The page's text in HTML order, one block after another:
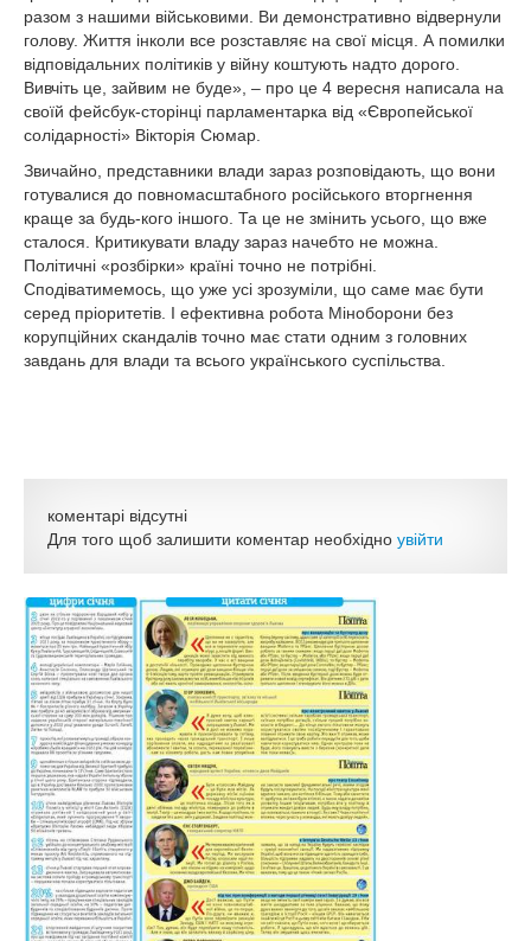
разом з нашими військовими. Ви демонстративно відвернули
голову. Життя інколи все розставляє на свої місця. А помилки
відповідальних політиків у війну коштують надто дорого.
Вивчіть це, зайвим не буде», – про це 4 вересня написала на
своїй фейсбук-сторінці парламентарка від «Європейської
солідарності» Вікторія Сюмар.
Звичайно, представники влади зараз розповідають, що вони
готувалися до повномасштабного російського вторгнення
краще за будь-кого іншого. Та це не змінить усього, що вже
сталося. Критикувати владу зараз начебто не можна.
Політичні «розбірки» країні точно не потрібні.
Сподіватимемось, що уже усі зрозуміли, що саме має бути
серед пріоритетів. І ефективна робота Міноборони без
корупційних скандалів точно має стати одним з головних
завдань для влади та всього українського суспільства.
коментарі відсутні
Для того щоб залишити коментар необхідно увійти